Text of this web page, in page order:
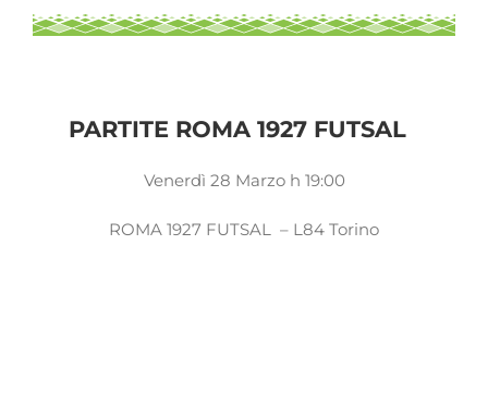
PARTITE ROMA 1927 FUTSAL
Venerdì 28 Marzo h 19:00
ROMA 1927 FUTSAL – L84 Torino